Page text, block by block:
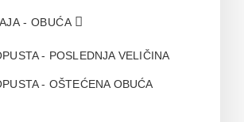
- OBUĆA
- POSLEDNJA VELIČINA
- OŠTEĆENA OBUĆA